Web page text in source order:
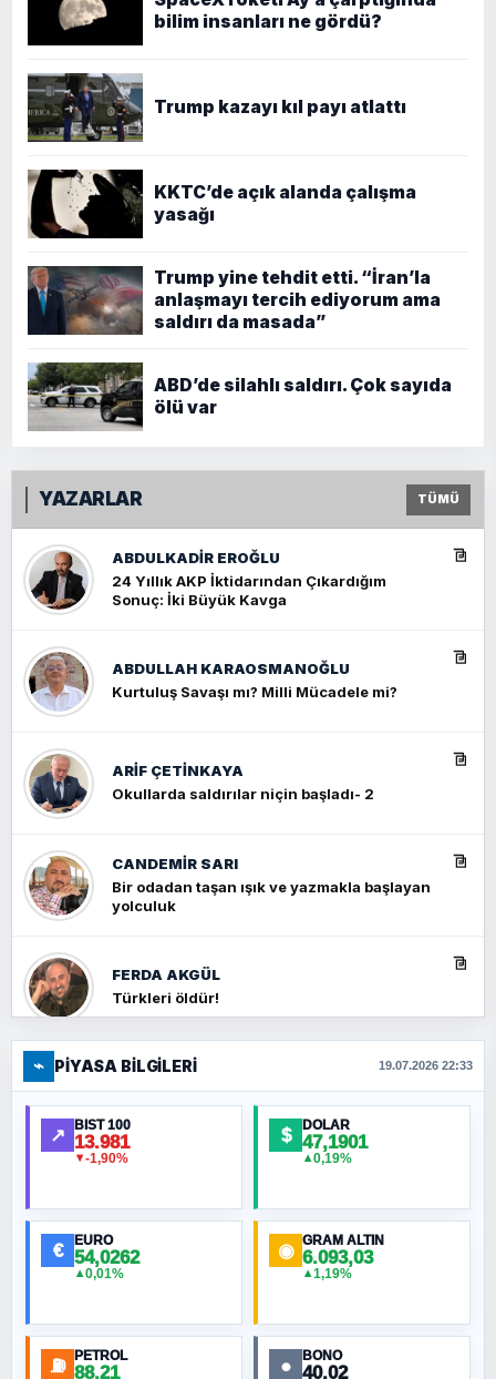
bilim insanları ne gördü?
Trump kazayı kıl payı atlattı
KKTC’de açık alanda çalışma
yasağı
Trump yine tehdit etti. “İran’la
anlaşmayı tercih ediyorum ama
saldırı da masada”
ABD’de silahlı saldırı. Çok sayıda
ölü var
YAZARLAR TÜMÜ
ABDULKADIR EROĞLU
24 Yıllık AKP İktidarından Çıkardığım
Sonuç: İki Büyük Kavga
ABDULLAH KARAOSMANOĞLU
Kurtuluş Savaşı mı? Milli Mücadele mi?
ARIF ÇETİNKAYA
Okullarda saldırılar niçin başladı- 2
CANDEMIR SARI
Bir odadan taşan ışık ve yazmakla başlayan
yolculuk
FERDA AKGÜL
Türkleri öldür!
FERHAT BÜYÜKKALKAN
Ankara Zirvesi: NATO Toplantısı mı, Yeni
Ortadoğu Haritasının Provası mı?
MURAT ÖZKAN
⌁ PIYASA BILGILERI 19.07.2026 22:33
↗ BIST 100
13.981
▼-1,90%
$ DOLAR
47,1901
▲0,19%
€ EURO
54,0262
▲0,01%
◉ GRAM ALTIN
6.093,03
▲1,19%
⛽ PETROL
88,21 ● BONO
40,02